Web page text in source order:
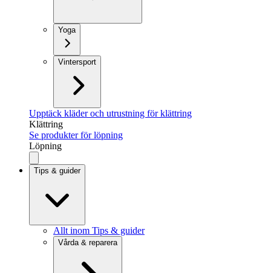
Yoga
Vintersport
Upptäck kläder och utrustning för klättring
Klättring
Se produkter för löpning
Löpning
Tips & guider
Allt inom Tips & guider
Vårda & reparera